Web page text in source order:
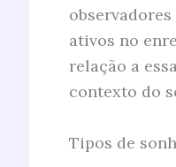
ativos no
relação a
contexto do
Tipos de